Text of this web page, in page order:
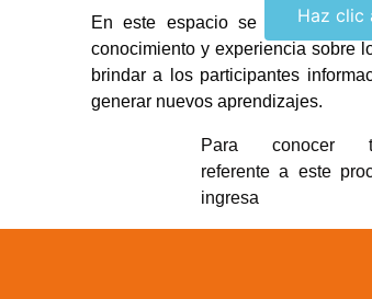
En este espacio se contará con
conocimiento y experiencia sobre
brindar a los participantes
generar nuevos aprendizajes.
Para conocer
referente a este
ingresa
Haz clic